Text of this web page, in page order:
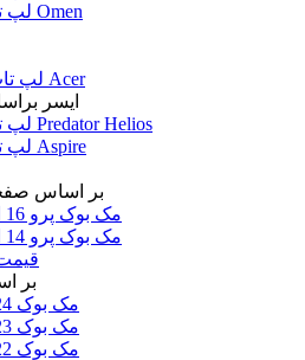
لپ تاپ Omen
لپ تاپ گیمینگ Acer
ایسر
لپ تاپ Predator Helios
لپ تاپ Aspire
بر اساس
مک بوک پرو 16 اینچ
مک بوک پرو 14 اینچ
بر
مک بوک 2024
مک بوک 2023
مک بوک 2022